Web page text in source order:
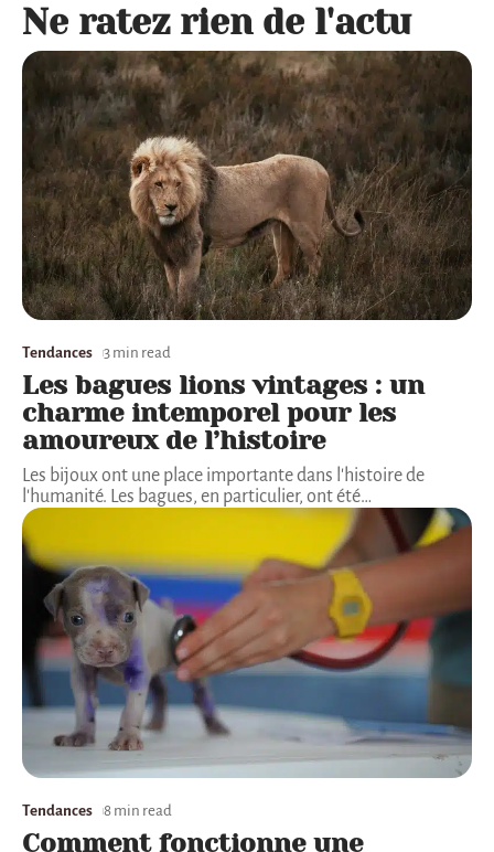
Ne ratez rien de l'actu
Tendances 3 min read
Les bagues lions vintages : un
charme intemporel pour les
amoureux de l’histoire
Les bijoux ont une place importante dans l'histoire de
l'humanité. Les bagues, en particulier, ont été…
Tendances 8 min read
Comment fonctionne une